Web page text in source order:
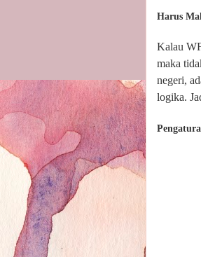
Harus
Kalau
maka
negeri,
logika.